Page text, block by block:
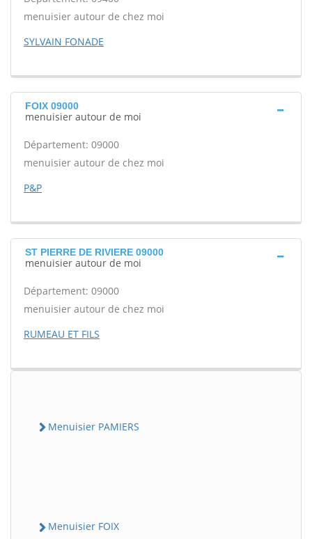
menuisier autour de chez moi
SYLVAIN FONADE
FOIX 09000
menuisier autour de moi
Département: 09000
menuisier autour de chez moi
P&P
ST PIERRE DE RIVIERE 09000
menuisier autour de moi
Département: 09000
menuisier autour de chez moi
RUMEAU ET FILS
Menuisier PAMIERS
Menuisier FOIX